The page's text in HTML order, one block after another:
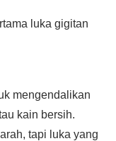
luka gigitan
mengendalikan
kain bersih.
tapi luka yang